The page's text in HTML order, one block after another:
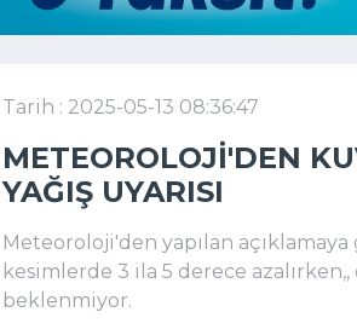
Tarih : 2025-05-13 08:36:47
METEOROLOJI'DEN
YAĞIŞ UYARISI
Meteoroloji'den yapılan açıklamaya
kesimlerde 3 ila 5 derece
beklenmiyor.